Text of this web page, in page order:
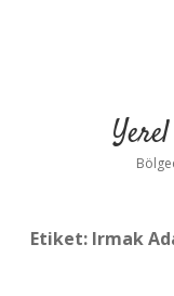
Etiket: Irmak